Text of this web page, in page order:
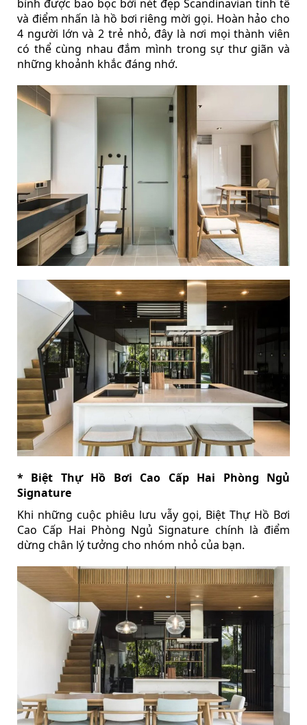
bình được bao bọc bởi nét đẹp Scandinavian tinh tế
và điểm nhấn là hồ bơi riêng mời gọi. Hoàn hảo cho
4 người lớn và 2 trẻ nhỏ, đây là nơi mọi thành viên
có thể cùng nhau đắm mình trong sự thư giãn và
những khoảnh khắc đáng nhớ.
* Biệt Thự Hồ Bơi Cao Cấp Hai Phòng Ngủ
Signature
Khi những cuộc phiêu lưu vẫy gọi, Biệt Thự Hồ Bơi
Cao Cấp Hai Phòng Ngủ Signature chính là điểm
dừng chân lý tưởng cho nhóm nhỏ của bạn.